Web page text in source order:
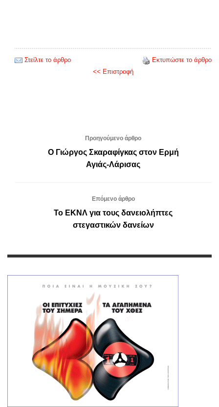
Στείλτε το άρθρο
Εκτυπώστε το άρθρο
<< Επιστροφή
Προηγούμενο άρθρο
Ο Γιώργος Σκαραφίγκας στον Ερμή
Αγιάς-Λάρισας
Επόμενο άρθρο
Το ΕΚΝΛ για τους δανειολήπτες
στεγαστικών δανείων